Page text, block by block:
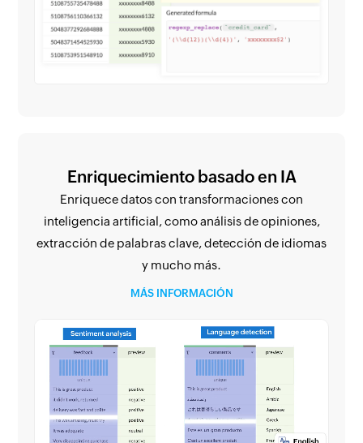
Enriquecimiento basado en IA
Enriquece datos con transformaciones con
inteligencia artificial, como análisis de opiniones,
extracción de palabras clave, detección de idiomas
y mucho más.
MÁS INFORMACIÓN